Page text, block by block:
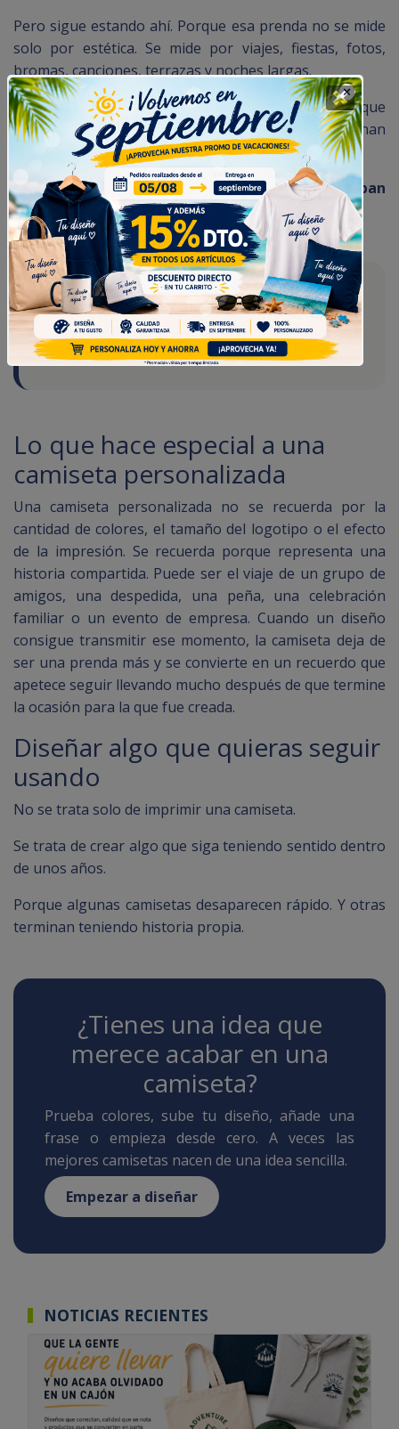
Pero sigue estando ahí. Porque esa prenda no se mide
solo por estética. Se mide por viajes, fiestas, fotos,
bromas, canciones, terrazas y noches largas.
Muchas cuadrillas acaban creando diseños que
empiezan casi como una broma y terminan
apareciendo cada verano durante años.
→ Por qué casi todas las cuadrillas acaban
haciéndose sudaderas
Algunas prendas acaban
teniendo memoria propia.
Lo que hace especial a una
camiseta personalizada
Una camiseta personalizada no se recuerda por la
cantidad de colores, el tamaño del logotipo o el efecto
de la impresión. Se recuerda porque representa una
historia compartida. Puede ser el viaje de un grupo de
amigos, una despedida, una peña, una celebración
familiar o un evento de empresa. Cuando un diseño
consigue transmitir ese momento, la camiseta deja de
ser una prenda más y se convierte en un recuerdo que
apetece seguir llevando mucho después de que termine
la ocasión para la que fue creada.
Diseñar algo que quieras seguir
usando
No se trata solo de imprimir una camiseta.
Se trata de crear algo que siga teniendo sentido dentro
de unos años.
Porque algunas camisetas desaparecen rápido. Y otras
terminan teniendo historia propia.
¿Tienes una idea que
merece acabar en una
camiseta?
Prueba colores, sube tu diseño, añade una
frase o empieza desde cero. A veces las
mejores camisetas nacen de una idea sencilla.
Empezar a diseñar
NOTICIAS RECIENTES